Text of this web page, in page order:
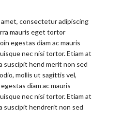
consectetur adipiscing
mauris eget tortor
egestas diam ac mauris
nec nisi tortor. Etiam at
suscipit hend merit non sed
mollis ut sagittis vel,
diam ac mauris
nec nisi tortor. Etiam at
suscipit hendrerit non sed